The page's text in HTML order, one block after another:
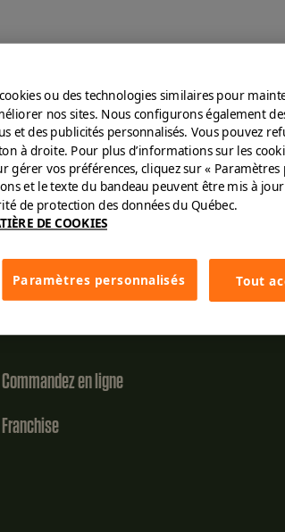
Commandez en ligne
Franchise
ou des technologies similaires pour
nos sites. Nous configurons également
et des publicités personnalisés. Vous pouvez
à droite. Pour plus d’informations sur les
gérer vos préférences, cliquez sur «
et le texte du bandeau peuvent être mis à
de protection des données du Québec.
DE COOKIES
Tout
Paramètres personnalisés